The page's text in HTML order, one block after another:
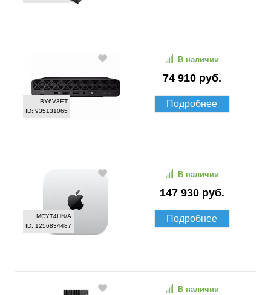
BY6V3ET
ID: 935131065
74 910 руб.
В наличии
Подробнее
MCYT4HN/A
ID: 1256834487
147 930 руб.
В наличии
Подробнее
В наличии